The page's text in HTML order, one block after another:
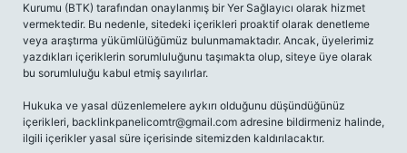
Kurumu (BTK) tarafından onaylanmış bir Yer Sağlayıcı olarak hizmet
vermektedir. Bu nedenle, sitedeki içerikleri proaktif olarak denetleme
veya araştırma yükümlülüğümüz bulunmamaktadır. Ancak, üyelerimiz
yazdıkları içeriklerin sorumluluğunu taşımakta olup, siteye üye olarak
bu sorumluluğu kabul etmiş sayılırlar.
Hukuka ve yasal düzenlemelere aykırı olduğunu düşündüğünüz
içerikleri, backlinkpanelicomtr@gmail.com adresine bildirmeniz halinde,
ilgili içerikler yasal süre içerisinde sitemizden kaldırılacaktır.